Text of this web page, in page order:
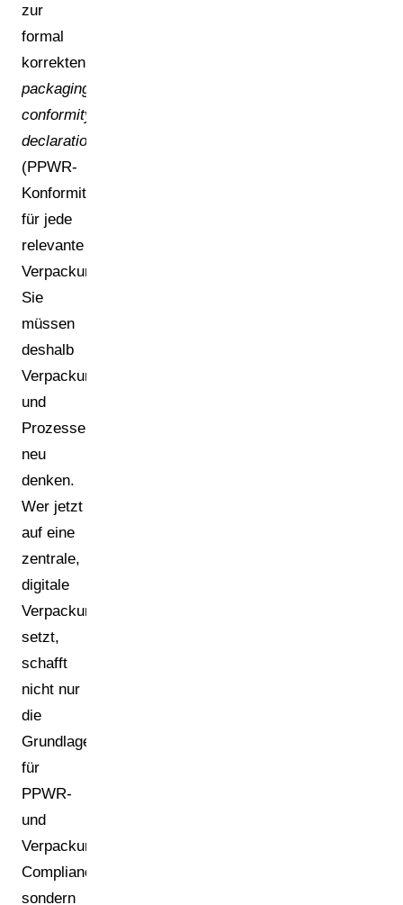
zur
formal
korrekten
packaging
conformity
declaration
(PPWR-
Konformitätserklärung)
für jede
relevante
Verpackung.
Sie
müssen
deshalb
Verpackungsdaten
und
Prozesse
neu
denken.
Wer jetzt
auf eine
zentrale,
digitale
Verpackungsdatenbasis
setzt,
schafft
nicht nur
die
Grundlage
für
PPWR-
und
Verpackungsgesetz-
Compliance,
sondern